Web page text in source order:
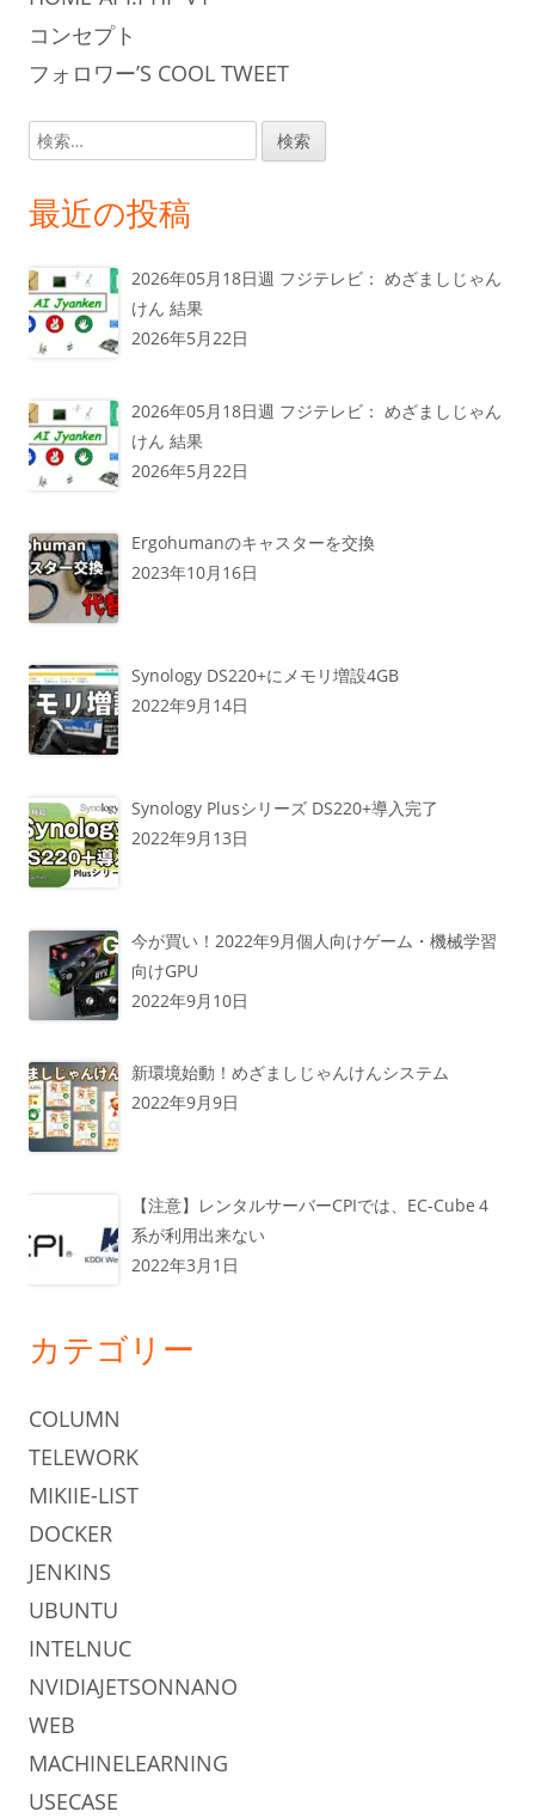
コンセプト
フォロワー’S COOL TWEET
検
索:
最近の投稿
2026年05月18日週 フジテレビ： めざましじゃん
けん 結果
2026年5月22日
2026年05月18日週 フジテレビ： めざましじゃん
けん 結果
2026年5月22日
Ergohumanのキャスターを交換
2023年10月16日
Synology DS220+にメモリ増設4GB
2022年9月14日
Synology Plusシリーズ DS220+導入完了
2022年9月13日
今が買い！2022年9月個人向けゲーム・機械学習
向けGPU
2022年9月10日
新環境始動！めざましじゃんけんシステム
2022年9月9日
【注意】レンタルサーバーCPIでは、EC-Cube４
系が利用出来ない
2022年3月1日
カテゴリー
COLUMN
TELEWORK
MIKIIE-LIST
DOCKER
JENKINS
UBUNTU
INTELNUC
NVIDIAJETSONNANO
WEB
MACHINELEARNING
USECASE